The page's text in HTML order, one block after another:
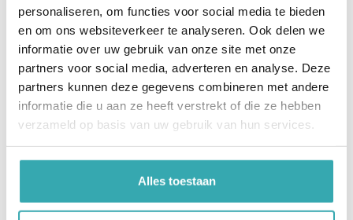
personaliseren, om functies voor social media te bieden
en om ons websiteverkeer te analyseren. Ook delen we
informatie over uw gebruik van onze site met onze
partners voor social media, adverteren en analyse. Deze
partners kunnen deze gegevens combineren met andere
informatie die u aan ze heeft verstrekt of die ze hebben
verzameld op basis van uw gebruik van hun services.
Alles toestaan
Tekst gaat verder onder afbeeldingen